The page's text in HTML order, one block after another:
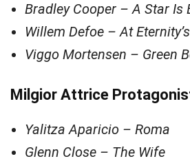
Bradley Cooper – A Star Is
Willem Defoe – At
Viggo Mortensen – Green
Milgior Attrice
Yalitza Aparicio – Roma
Glenn Close – The Wife